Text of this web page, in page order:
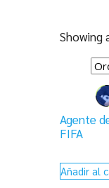
Showing
Agente
FIFA
Añadir al